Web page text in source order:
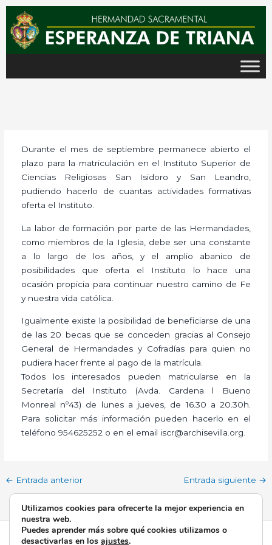
contenido
Durante el mes de septiembre permanece abierto el
plazo para la matriculación en el Instituto Superior de
Ciencias Religiosas San Isidoro y San Leandro,
pudiendo hacerlo de cuantas actividades formativas
oferta el Instituto.
La labor de formación por parte de las Hermandades,
como miembros de la Iglesia, debe ser una constante
a lo largo de los años, y el amplio abanico de
posibilidades que oferta el Instituto lo hace una
ocasión propicia para continuar nuestro camino de Fe
y nuestra vida católica.
Igualmente existe la posibilidad de beneficiarse de una
de las 20 becas que se conceden gracias al Consejo
General de Hermandades y Cofradías para quien no
pudiera hacer frente al pago de la matrícula.
Todos los interesados pueden matricularse en la
Secretaría del Instituto (Avda. Cardena l Bueno
Monreal nº43) de lunes a jueves, de 16.30 a 20.30h.
Para solicitar más información pueden hacerlo en el
teléfono 954625252 o en el email iscr@archisevilla.org.
← Entrada anterior Entrada siguiente →
Todos los derechos © 2026 Esperanza de Triana | Funciona
Utilizamos cookies para ofrecerte la mejor experiencia en
nuestra web.
Puedes aprender más sobre qué cookies utilizamos o
desactivarlas en los ajustes.